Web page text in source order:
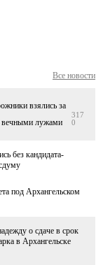
Все новости
взялись за
вечными лужами
317
0
без кандидата-
под Архангельском
о сдаче в срок
в Архангельске